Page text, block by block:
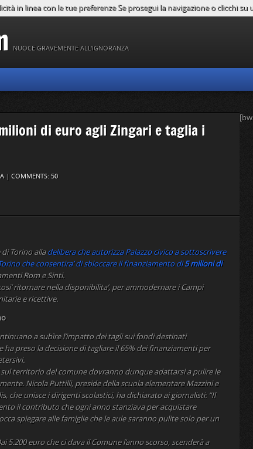
NUOCE GRAVEMENTE ALL'IGNORANZA
di euro agli Zingari e taglia i
| COMMENTS: 50
di Torino alla delibera che autorizza Palazzo civico a sottoscrivere
che consentira’ di sbloccare il finanziamento di5 milioni di
Rom e Sinti.
ritornare nella disponibilita’, per ammodernare i Campi
e ricettive.
a subìre l’impatto dei tagli sui fondi destinati
ha preso la decisione di tagliare il 65% dei finanziamenti per
territorio del comune dovranno dunque adattarsi a pulire le
Nicola Puttilli, preside della scuola elementare Mazzini e
che unisce i dirigenti scolastici, ha dichiarato ai giornalisti: “Il
il contributo che ogni anno stanziava per acquistare
spiegare alle famiglie che le aule saranno pulite solo per un
5.200 euro che ci dava il Comune l’anno scorso, scenderà a
in linea con le tue preferenze Se prosegui la navigazione o clicchi